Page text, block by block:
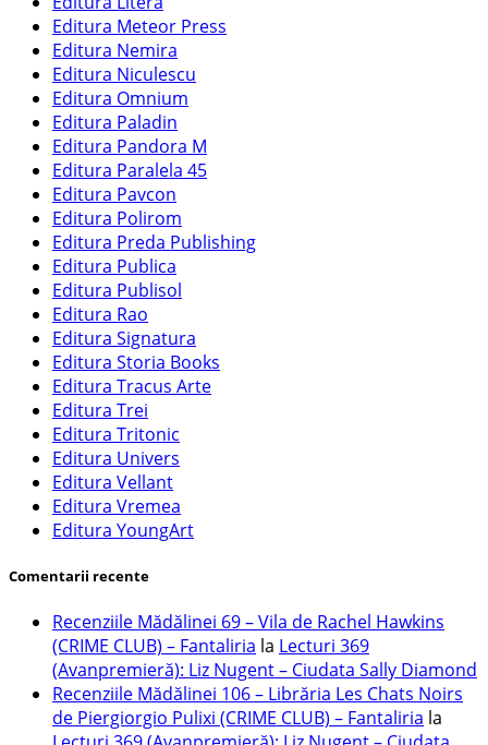
Editura Meteor Press
Editura Nemira
Editura Niculescu
Editura Omnium
Editura Paladin
Editura Pandora M
Editura Paralela 45
Editura Pavcon
Editura Polirom
Editura Preda Publishing
Editura Publica
Editura Publisol
Editura Rao
Editura Signatura
Editura Storia Books
Editura Tracus Arte
Editura Trei
Editura Tritonic
Editura Univers
Editura Vellant
Editura Vremea
Editura YoungArt
Comentarii recente
Recenziile Mădălinei 69 – Vila de Rachel Hawkins
(CRIME CLUB) – Fantaliria la Lecturi 369
(Avanpremieră): Liz Nugent – Ciudata Sally Diamond
Recenziile Mădălinei 106 – Librăria Les Chats Noirs
de Piergiorgio Pulixi (CRIME CLUB) – Fantaliria la